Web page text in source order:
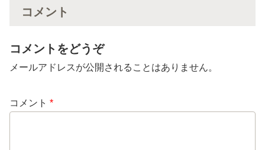
コメント
コメントをどうぞ
メールアドレスが公開されることはありません。
コメント *